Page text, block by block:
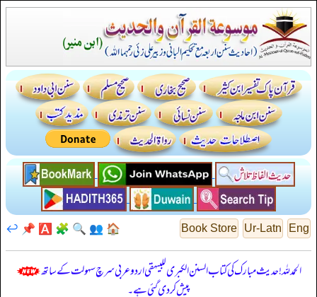
Eng
Ur-Latn
Book Store
🏠
👥
🔍
🧩
🅰️
📌
↩️
الحمدللہ! حدیث مبارک کی کتاب السنن الكبرى للبيهقي اردو عربی سرچ سہولت کے ساتھ
پیش کر دی گئی ہے۔